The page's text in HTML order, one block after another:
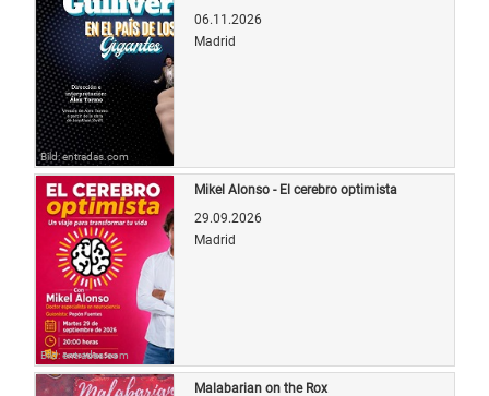
Bild: entradas.com
06.11.2026
Madrid
Bild: entradas.com
Mikel Alonso - El cerebro optimista
29.09.2026
Madrid
Malabarian on the Rox